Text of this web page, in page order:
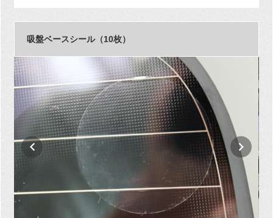
吸盤ベースシール（10枚）